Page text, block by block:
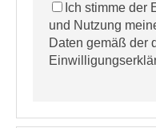
Ich stimme der
und Nutzung
Daten gemäß der